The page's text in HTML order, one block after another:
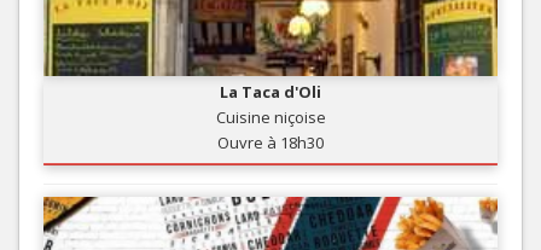
La Taca d'Oli
Cuisine niçoise
Ouvre à 18h30